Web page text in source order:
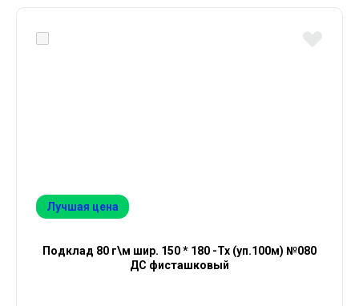
Лучшая цена
Подклад 80 г\м шир. 150 * 180 -Тх (уп.100м) №080
ДС фисташковый